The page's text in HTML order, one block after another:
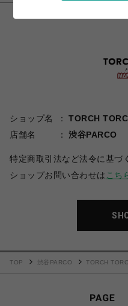
ショップ名
TORCH
店舗名
渋谷PARCO
特定商取引法など法令に基づ
ショップお問い合わせは こち
TOP 渋谷PARCO TORCH